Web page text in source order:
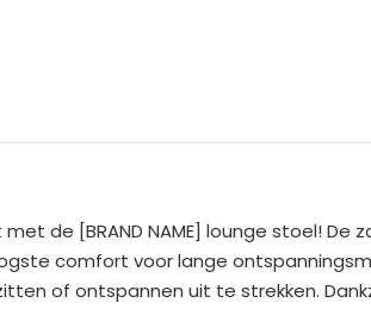
de [BRAND NAME] lounge stoel!
comfort voor lange
of ontspannen uit te strekken.